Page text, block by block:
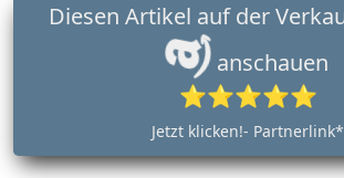
anschauen
⭐⭐⭐⭐⭐
Jetzt klicken!- Partnerlink*